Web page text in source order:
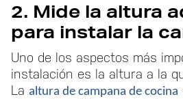
2. Mide la altura
para instalar la
Uno de los aspectos más
instalación es la altura a la
La altura de campana de cocina